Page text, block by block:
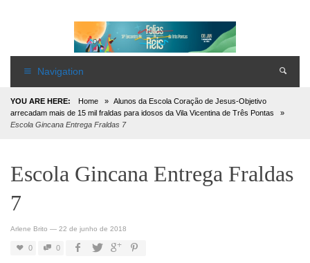
Navigation
YOU ARE HERE: Home »
Alunos da Escola Coração de Jesus-Objetivo
arrecadam mais de 15 mil fraldas para idosos da Vila Vicentina de Três Pontas
»
Escola Gincana Entrega Fraldas 7
Escola Gincana Entrega Fraldas
7
Arlene Brito — 22 de junho de 2018
0 0